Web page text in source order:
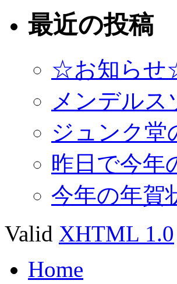
最近の投稿
☆お知ら
メンデルス
ジュンク堂
昨日で今年
今年の年賀
Valid XHTML 1.0
Home